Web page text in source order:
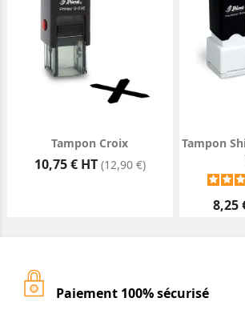
Tampon Croix
Prix
10,75 € HT (12,90 €)
Tampon
Prix
8,25
Paiement 100% sécurisé